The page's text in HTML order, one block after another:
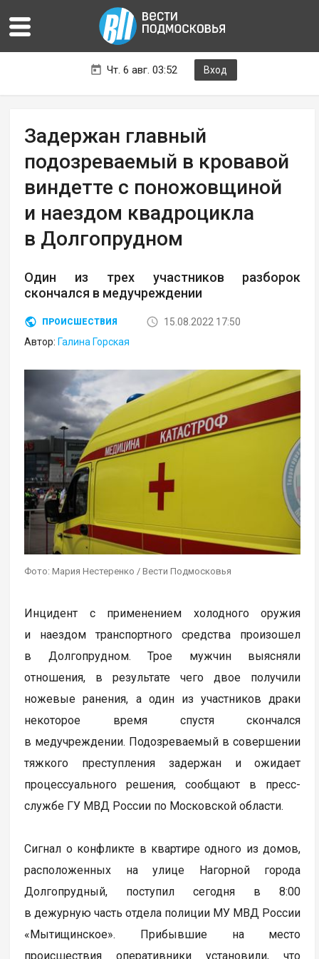
Чт. 6 авг. 03:52 Вход
Задержан главный
подозреваемый в кровавой
виндетте с поножовщиной
и наездом квадроцикла
в Долгопрудном
Один из трех участников разборок
скончался в медучреждении
ПРОИСШЕСТВИЯ
15.08.2022 17:50
Автор: Галина Горская
Фото: Мария Нестеренко / Вести Подмосковья
Инцидент с применением холодного оружия
и наездом транспортного средства произошел
в Долгопрудном. Трое мужчин выясняли
отношения, в результате чего двое получили
ножевые ранения, а один из участников драки
некоторое время спустя скончался
в медучреждении. Подозреваемый в совершении
тяжкого преступления задержан и ожидает
процессуального решения, сообщают в пресс-
службе ГУ МВД России по Московской области.
Сигнал о конфликте в квартире одного из домов,
расположенных на улице Нагорной города
Долгопрудный, поступил сегодня в 8:00
в дежурную часть отдела полиции МУ МВД России
«Мытищинское». Прибывшие на место
происшествия оперативники установили, что